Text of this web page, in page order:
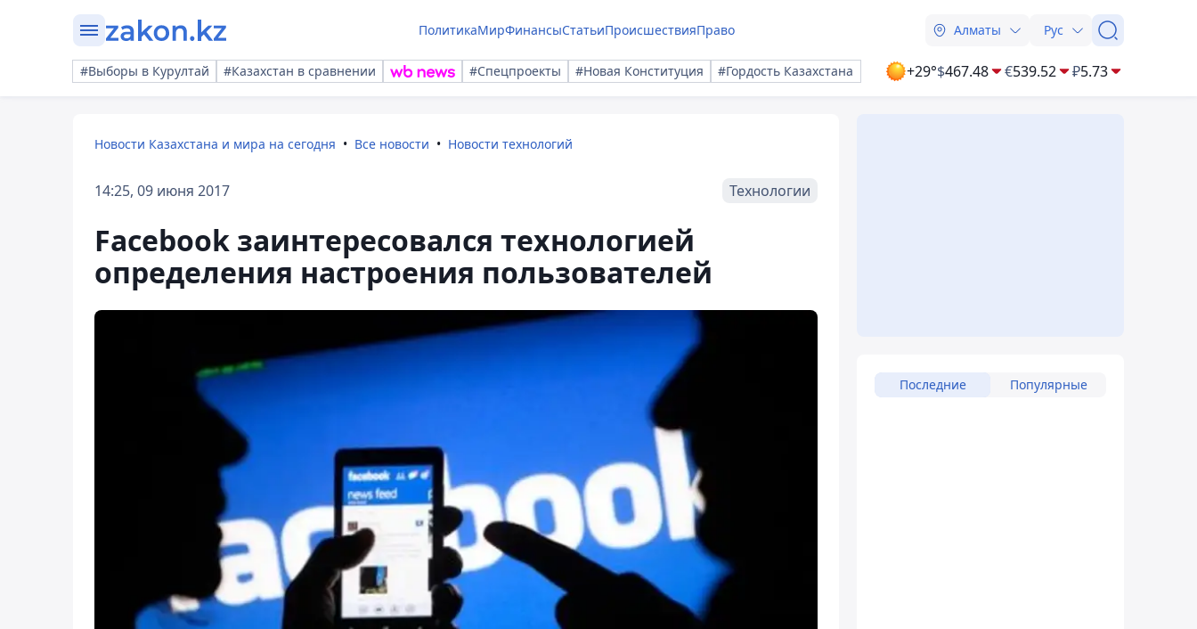
ПолитикаМирФинансыСтатьиПроисшествияПраво Алматы Рус
#Выборы в Курултай #Казахстан в сравнении #Спецпроекты #Новая Конституция #Гордость Казахстана +29°$467.48 €539.52 ₽5.73
Новости Казахстана и мира на сегодня Все новости Новости технологий
14:25, 09 июня 2017 Технологии
Facebook заинтересовался технологией
определения настроения пользователей
Последние Популярные